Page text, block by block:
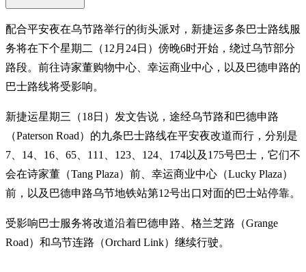
配合平安夜在乌节路举行的街头派对，新捷运多条巴士路线服
务将在下个星期二（12月24日）傍晚6时开始，绕过乌节部分
路段。前往诗家董购物中心、幸运商业中心，以及巴德申路的
巴士路线将受影响。
新捷运星期三（18日）发文告说，途经乌节路和巴德申路
（Paterson Road）的九条巴士路线在平安夜改道而行，分别是
7、14、16、65、111、123、124、174以及175号巴士，它们不
会在诗家董（Tang Plaza）前、幸运商业中心（Lucky Plaza）
前，以及巴德申路乌节地铁站第12号出口对面的巴士站停靠。
受影响巴士服务将改道沿着巴德申路、格兰芝路（Grange
Road）和乌节连路（Orchard Link）继续行驶。